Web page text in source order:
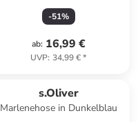
-51%
ab: 16,99 €
UVP: 34,99 €*
s.Oliver
Marlenehose in Dunkelblau